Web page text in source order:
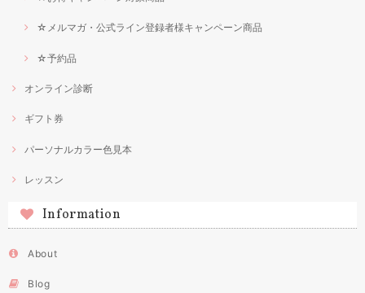
☆メルマガ・公式ライン登録者様キャンペーン商品
☆予約品
オンライン診断
ギフト券
パーソナルカラー色見本
レッスン
Information
About
Blog